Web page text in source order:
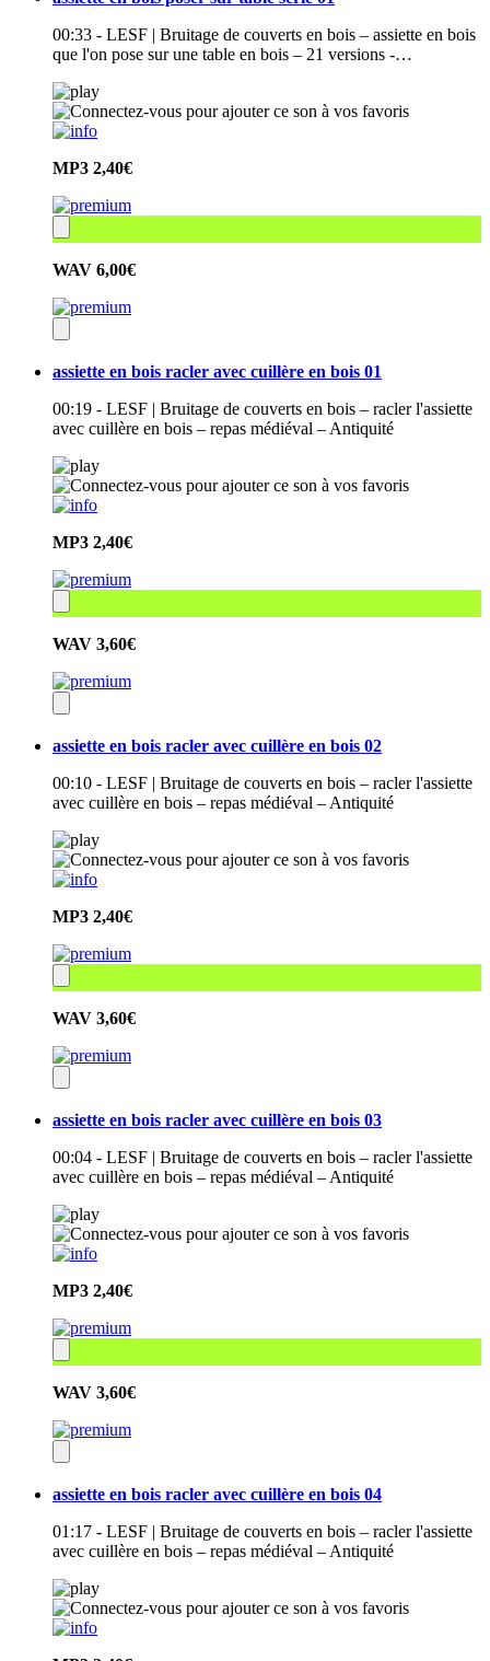
00:33 - LESF | Bruitage de couverts en bois – assiette en bois
que l'on pose sur une table en bois – 21 versions -…
MP3 2,40€
WAV 6,00€
assiette en bois racler avec cuillère en bois 01
00:19 - LESF | Bruitage de couverts en bois – racler l'assiette
avec cuillère en bois – repas médiéval – Antiquité
MP3 2,40€
WAV 3,60€
assiette en bois racler avec cuillère en bois 02
00:10 - LESF | Bruitage de couverts en bois – racler l'assiette
avec cuillère en bois – repas médiéval – Antiquité
MP3 2,40€
WAV 3,60€
assiette en bois racler avec cuillère en bois 03
00:04 - LESF | Bruitage de couverts en bois – racler l'assiette
avec cuillère en bois – repas médiéval – Antiquité
MP3 2,40€
WAV 3,60€
assiette en bois racler avec cuillère en bois 04
01:17 - LESF | Bruitage de couverts en bois – racler l'assiette
avec cuillère en bois – repas médiéval – Antiquité